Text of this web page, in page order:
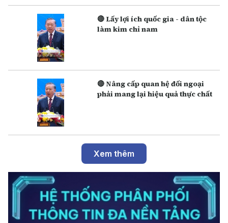
🔴 Lấy lợi ích quốc gia - dân tộc
làm kim chỉ nam
🔴 Nâng cấp quan hệ đối ngoại
phải mang lại hiệu quả thực chất
Xem thêm